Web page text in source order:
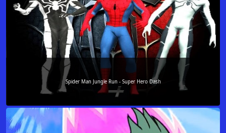
Spider Man Jungle Run - Super Hero Dash